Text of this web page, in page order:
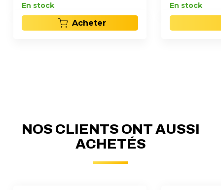
En stock
Acheter
En stock
NOS CLIENTS ONT AUSSI
ACHETÉS